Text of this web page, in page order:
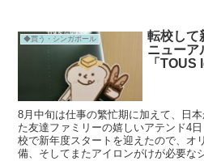
◆買う・シンガポール
転校して
ニューア
「TOUS
8月中旬は仕事の繁忙期に加えて、日
た友達ファミリーの嬉しいアテンド4
校で新年度スタートを迎えたので、オ
備、そしてまたアイロンがけが必要な